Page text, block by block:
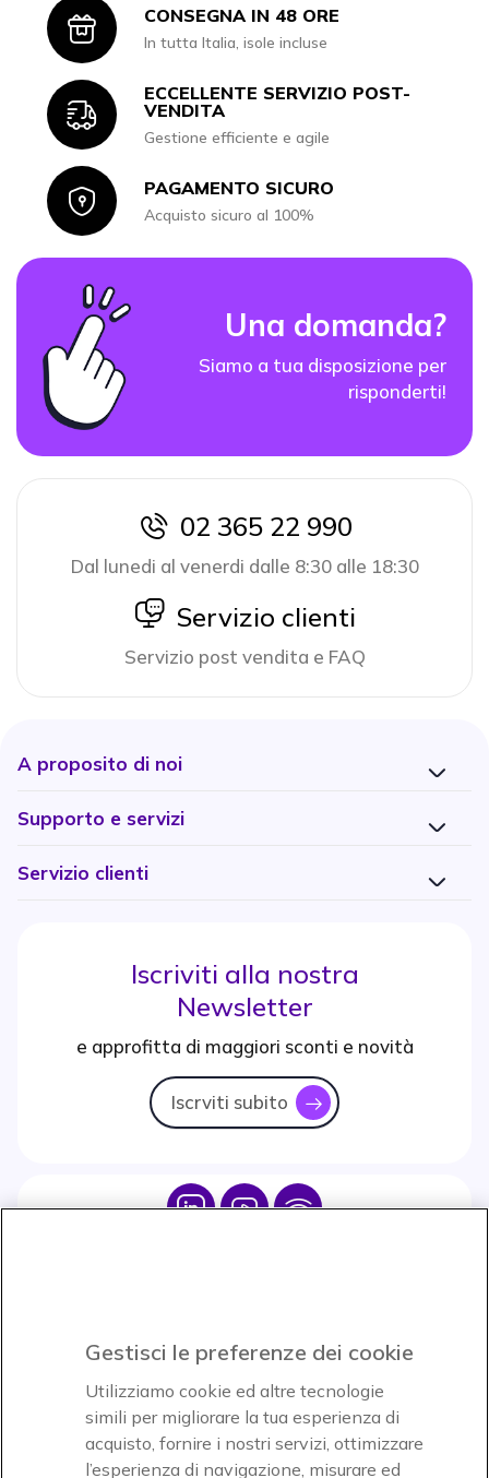
IconCONSEGNA IN 48 ORE
In tutta Italia, isole incluse
Icon
ECCELLENTE SERVIZIO POST-
VENDITA
Gestione efficiente e agile
IconPAGAMENTO SICURO
Acquisto sicuro al 100%
Una domanda?
Siamo a tua disposizione per
risponderti!
icon
02 365 22 990
Dal lunedi al venerdi dalle 8:30 alle 18:30
icon
Servizio clienti
Servizio post vendita e FAQ
A proposito di noi
Supporto e servizi
Servizio clienti
Iscriviti alla nostra
Newsletter
e approfitta di maggiori sconti e novità
Iscrviti subito icon
Icon IconIcon
Accettiamo
Gestisci le preferenze dei cookie
Utilizziamo cookie ed altre tecnologie
simili per migliorare la tua esperienza di
acquisto, fornire i nostri servizi, ottimizzare
l’esperienza di navigazione, misurare ed